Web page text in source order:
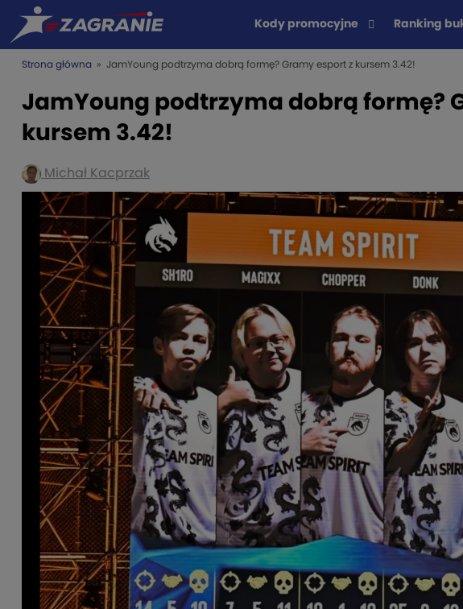
Kody promocyjne Ranking
Strona główna » JamYoung podtrzyma dobrą formę? Gramy esport z kursem 3.42!
JamYoung podtrzyma dobrą formę?
kursem 3.42!
Michał Kacprzak